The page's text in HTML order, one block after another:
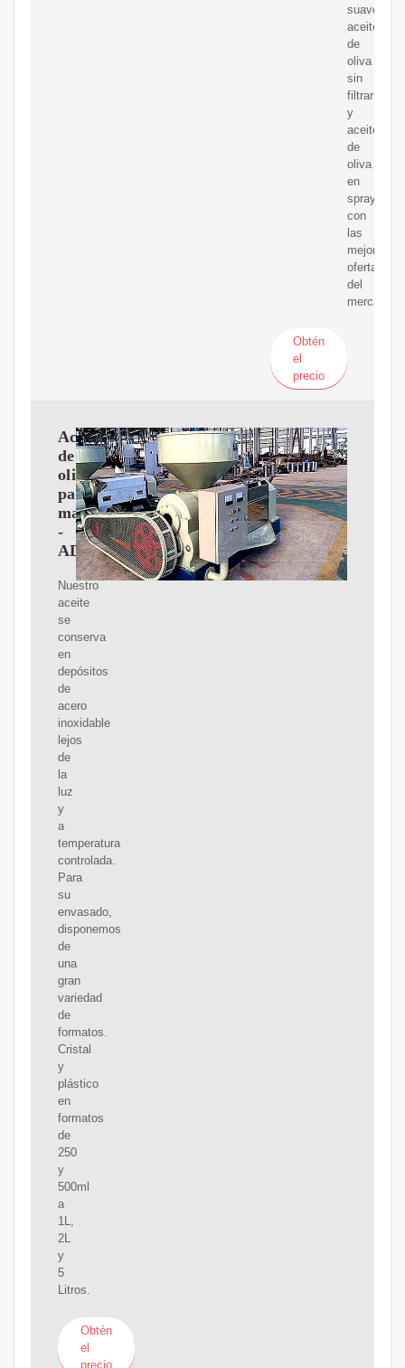
suave,
aceite
de
oliva
sin
filtrar
y
aceite
de
oliva
en
spray
con
las
mejores
ofertas
del
mercado.
Obtén
el
precio
Aceite
de
oliva
para
mayoristas
-
ADEOLIVA
Nuestro
aceite
se
conserva
en
depósitos
de
acero
inoxidable
lejos
de
la
luz
y
a
temperatura
controlada.
Para
su
envasado,
disponemos
de
una
gran
variedad
de
formatos.
Cristal
y
plástico
en
formatos
de
250
y
500ml
a
1L,
2L
y
5
Litros.
Obtén
el
precio